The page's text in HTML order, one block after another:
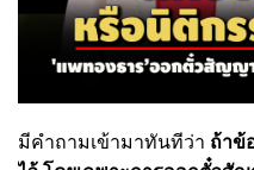
มีคำถามเข้ามาทันทีว่า ถ้าข้